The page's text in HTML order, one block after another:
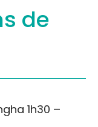
de
1h30 –